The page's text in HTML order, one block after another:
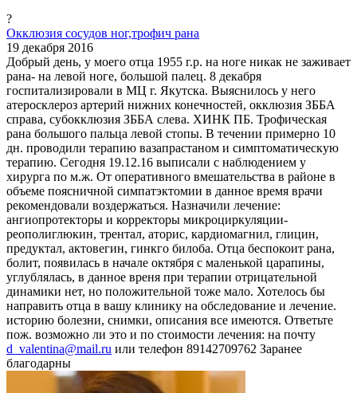
?
Окклюзия сосудов ног,трофич рана
19 декабря 2016
Добрый день, у моего отца 1955 г.р. на ноге никак не заживает
рана- на левой ноге, большой палец. 8 декабря
госпитализировали в МЦ г. Якутска. Выяснилось у него
атеросклероз артерий нижних конечностей, окклюзия ЗББА
справа, субокклюзия ЗББА слева. ХИНК ПБ. Трофическая
рана большого пальца левой стопы. В течении примерно 10
дн. проводили терапию вазапрастаном и симптоматическую
терапию. Сегодня 19.12.16 выписали с наблюдением у
хирурга по м.ж. От оперативного вмешательства в районе в
объеме поясничной симпатэктомии в данное время врачи
рекомендовали воздержаться. Назначили лечение:
ангиопротекторы и корректоры микроциркуляции-
реополиглюкин, трентал, аторис, кардиомагнил, глицин,
предуктал, актовегин, гинкго билоба. Отца беспокоит рана,
болит, появилась в начале октября с маленькой царапины,
углублялась, в данное вреня при терапии отрицательной
динамики нет, но положительной тоже мало. Хотелось бы
направить отца в вашу клинику на обследование и лечение.
историю болезни, снимки, описания все имеются. Ответьте
пож. возможно ли это и по стоимости лечения: на почту
d_valentina@mail.ru или телефон 89142709762 Заранее
благодарны